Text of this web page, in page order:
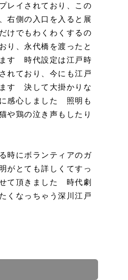
レイされており、この
右側の入口を入ると展
けでもわくわくするの
り、永代橋を渡ったと
す 時代設定は江戸時
れており、今にも江戸
す 決して大掛かりな
感心しました 照明も
や鶏の泣き声もしたり
時にボランティアのガ
がとても詳しくてすっ
て頂きました 時代劇
くなっちゃう深川江戸